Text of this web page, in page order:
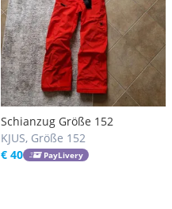
Schianzug Größe 152
KJUS, Größe 152
€ 40
PayLivery